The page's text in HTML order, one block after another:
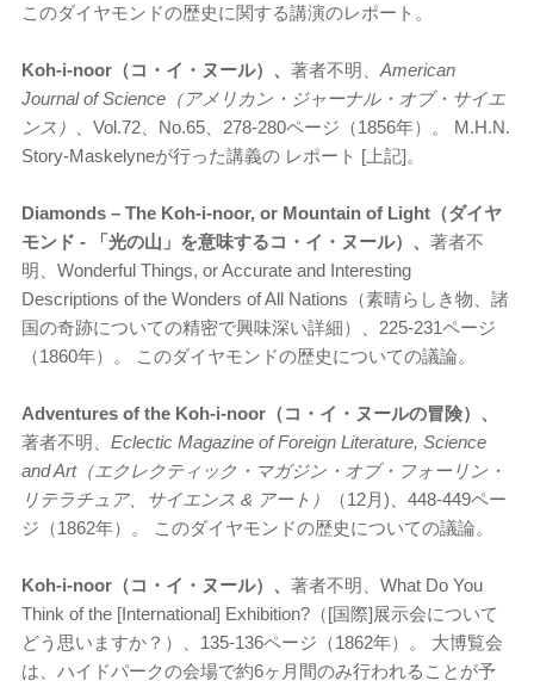
このダイヤモンドの歴史に関する講演のレポート。
Koh-i-noor（コ・イ・ヌール）、 著者不明、 American
Journal of Science（アメリカン・ジャーナル・オブ・サイエ
ンス）
、Vol.72、No.65、278-280ページ（1856年）。 M.H.N.
Story-Maskelyneが行った講義の レポート [上記]。
Diamonds – The Koh-i-noor, or Mountain of Light（ダイヤ
モンド - 「光の山」を意味するコ・イ・ヌール）、 著者不
明、Wonderful Things, or Accurate and Interesting
Descriptions of the Wonders of All Nations（素晴らしき物、諸
国の奇跡についての精密で興味深い詳細）、225-231ページ
（1860年）。 このダイヤモンドの歴史についての議論。
Adventures of the Koh-i-noor（コ・イ・ヌールの冒険）、
著者不明、 Eclectic Magazine of Foreign Literature, Science
and Art（エクレクティック・マガジン・オブ・フォーリン・
リテラチュア、サイエンス & アート）
（12月)、448-449ペー
ジ（1862年）。 このダイヤモンドの歴史についての議論。
Koh-i-noor（コ・イ・ヌール）、 著者不明、What Do You
Think of the [International] Exhibition?（[国際]展示会について
どう思いますか？）、135-136ページ（1862年）。 大博覧会
は、ハイドパークの会場で約6ヶ月間のみ行われることが予